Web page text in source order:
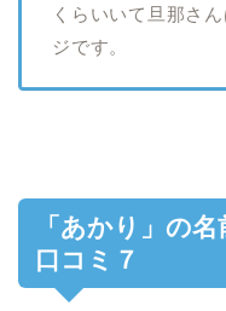
くらいいて旦那さ
ジです。
「あかり」の
口コミ７